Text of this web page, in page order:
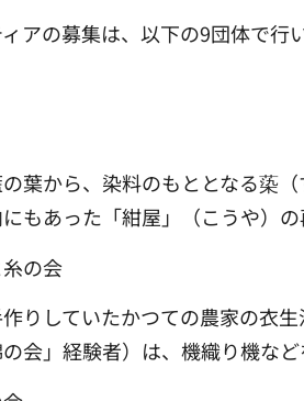
アの募集は、以下の9団体で行い
葉から、染料のもととなる蒅
もあった「紺屋」（こうや）の
の会
りしていたかつての農家の衣
会」経験者）は、機織り機な